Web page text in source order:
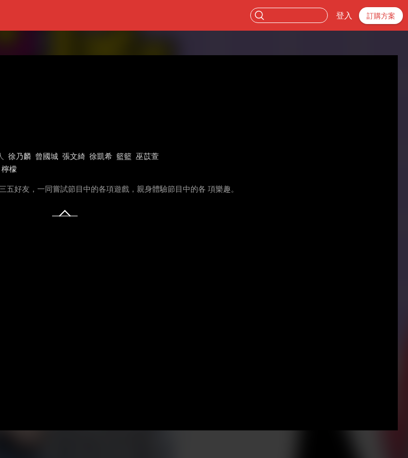
登入 訂購方案
徐乃麟 曾國城 張文綺 徐凱希 籃籃 巫苡萱
檸檬
好友，一同嘗試節目中的各項遊戲，親身體驗節目中的各 項樂趣。